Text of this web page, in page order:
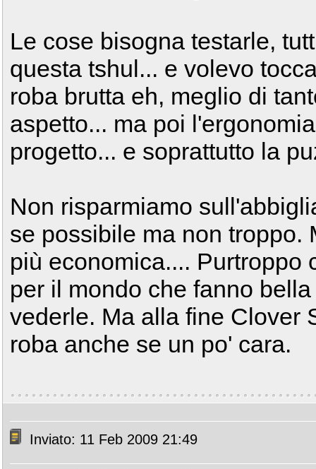
Le cose bisogna testarle,
questa tshul... e volevo
roba brutta eh, meglio di
aspetto... ma poi
progetto... e soprattutto la
Non risparmiamo
se possibile ma non troppo.
più economica.... Purtroppo
per il mondo che fanno
vederle. Ma alla fine Clover
roba anche se un po' cara.
Inviato: 11 Feb 2009 21:49